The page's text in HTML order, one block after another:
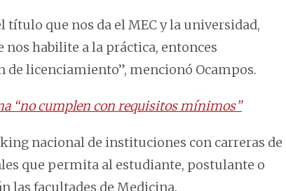
título que nos da el MEC y la universidad,
habilite a la práctica, entonces
licenciamiento”, mencionó Ocampos.
“no cumplen con requisitos mínimos”
nacional de instituciones con carreras de
que permita al estudiante, postulante o
las facultades de Medicina.